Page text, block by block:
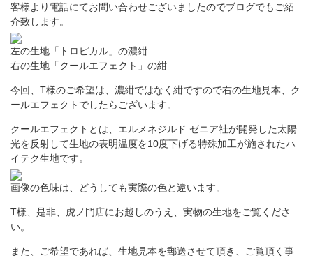
客様より電話にてお問い合わせございましたのでブログでもご紹
介致します。
左の生地「トロピカル」の濃紺
右の生地「クールエフェクト」の紺
今回、T様のご希望は、濃紺ではなく紺ですので右の生地見本、ク
ールエフェクトでしたらございます。
クールエフェクトとは、エルメネジルド ゼニア社が開発した太陽
光を反射して生地の表明温度を10度下げる特殊加工が施されたハ
イテク生地です。
画像の色味は、どうしても実際の色と違います。
T様、是非、虎ノ門店にお越しのうえ、実物の生地をご覧くださ
い。
また、ご希望であれば、生地見本を郵送させて頂き、ご覧頂く事